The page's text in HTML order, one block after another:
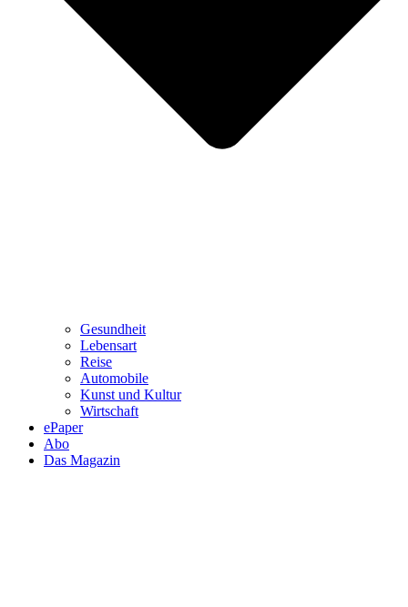
Gesundheit
Lebensart
Reise
Automobile
Kunst und Kultur
Wirtschaft
ePaper
Abo
Das Magazin